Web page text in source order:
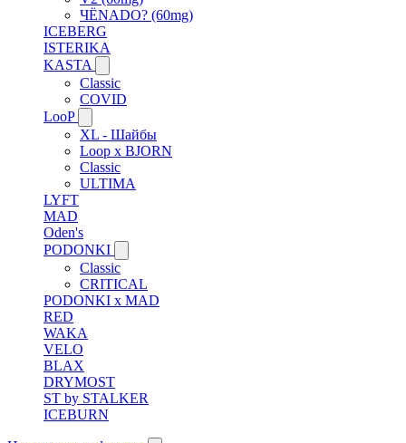
ЧЁNADO? (60mg)
ICEBERG
ISTERIKA
KASTA
Classic
COVID
LooP
XL - Шайбы
Loop x BJORN
Classic
ULTIMA
LYFT
MAD
Oden's
PODONKI
Classic
CRITICAL
PODONKI x MAD
RED
WAKA
VELO
BLAX
DRYMOST
ST by STALKER
ICEBURN